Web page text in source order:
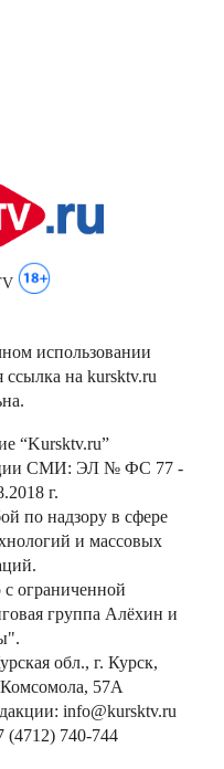
использовании
ссылка на kursktv.ru
“Kursktv.ru”
СМИ: ЭЛ № ФС 77 -
г.
по надзору в сфере
и массовых
ограниченной
группа Алёхин и
обл., г. Курск,
57А
info@kursktv.ru
(4712) 740-744